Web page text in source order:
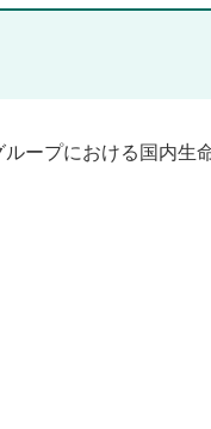
ープにおける国内生